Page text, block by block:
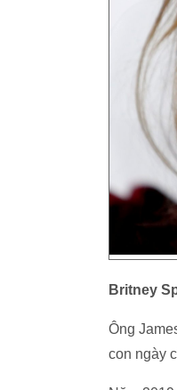
Britney
Ông
con ngày